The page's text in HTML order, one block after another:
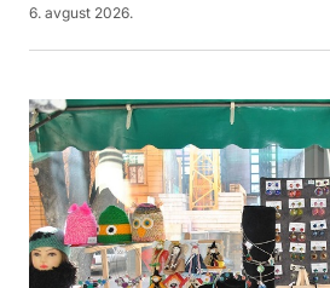
6. avgust 2026.